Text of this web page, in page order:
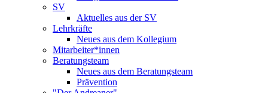
SV
Aktuelles aus der SV
Lehrkräfte
Neues aus dem Kollegium
Mitarbeiter*innen
Beratungsteam
Neues aus dem Beratungsteam
Prävention